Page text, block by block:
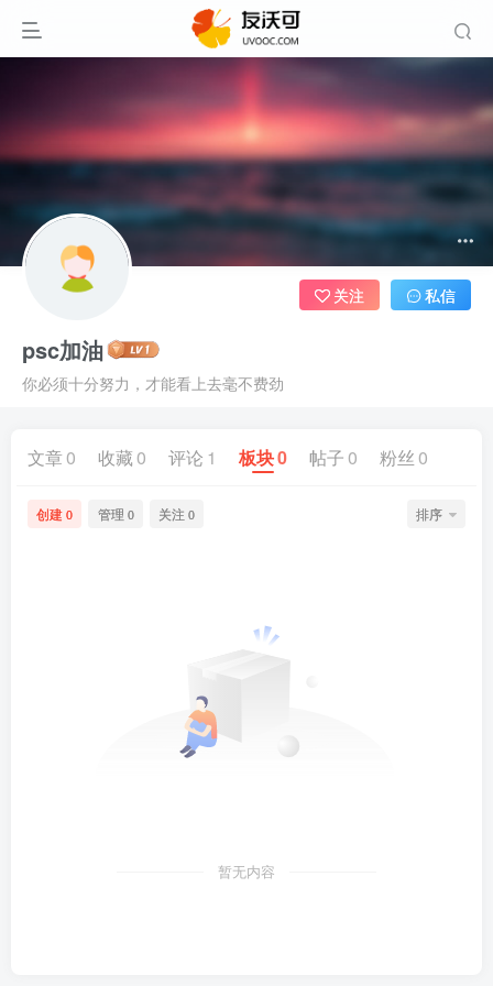
psc加油
你必须十分努力，才能看上去毫不费劲
关注 私信
文章0 收藏 0 评论 1 板块0 帖子 0 粉丝 0
创建 0 管理 0 关注 0 排序
暂无内容